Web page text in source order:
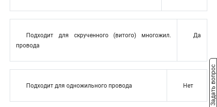
Подходит для скрученного (витого) многожил.
провода
Да
Подходит для одножильного провода Нет Задать вопрос